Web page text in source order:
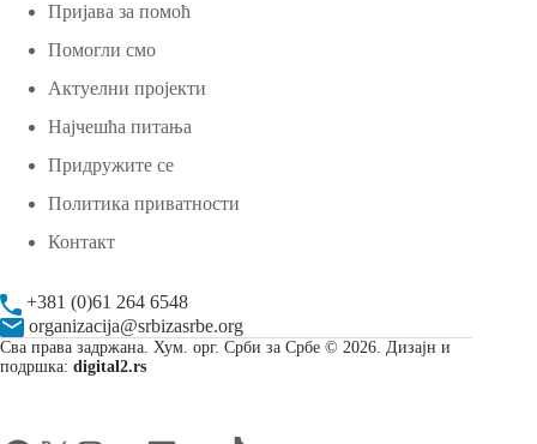
Пријава за помоћ
Помогли смо
Актуелни пројекти
Најчешћа питања
Придружите се
Политика приватности
Контакт
+381 (0)61 264 6548
organizacija@srbizasrbe.org
Сва права задржана. Хум. орг. Срби за Србе © 2026. Дизајн и
подршка: digital2.rs